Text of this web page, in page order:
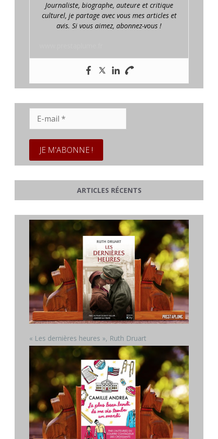
Journaliste, biographe, auteure et critique
culturel, je partage avec vous mes articles et
avis. Si vous aimez, abonnez-vous !
mail
ARTICLES RÉCENTS
« Les dernières heures », Ruth Druart